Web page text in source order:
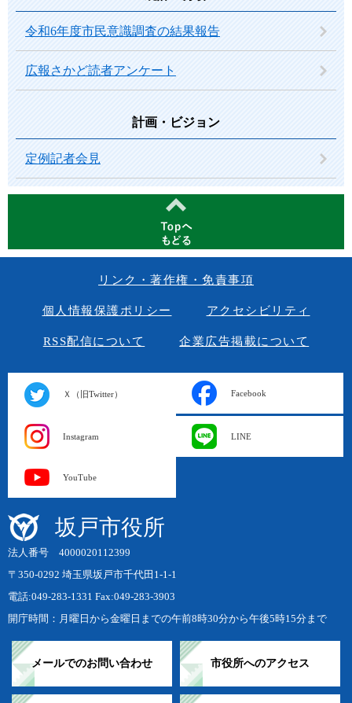
令和6年度市民意識調査の結果報告
広報さかど読者アンケート
計画・ビジョン
定例記者会見
リンク・著作権・免責事項
個人情報保護ポリシー アクセシビリティ
RSS配信について 企業広告掲載について
Ｘ（旧Twitter） Facebook
Instagram LINE
YouTube
坂戸市役所
法人番号 4000020112399
〒350-0292 埼玉県坂戸市千代田1-1-1
電話:049-283-1331 Fax:049-283-3903
開庁時間：月曜日から金曜日までの午前8時30分から午後5時15分まで
メールでのお問い合わせ 市役所へのアクセス